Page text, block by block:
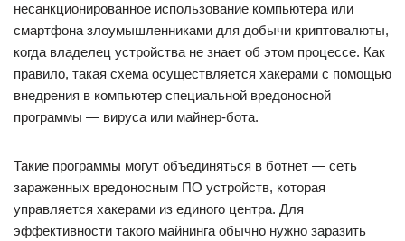
несанкционированное использование компьютера или
смартфона злоумышленниками для добычи криптовалюты,
когда владелец устройства не знает об этом процессе. Как
правило, такая схема осуществляется хакерами с помощью
внедрения в компьютер специальной вредоносной
программы — вируса или майнер-бота.
Такие программы могут объединяться в ботнет — сеть
зараженных вредоносным ПО устройств, которая
управляется хакерами из единого центра. Для
эффективности такого майнинга обычно нужно заразить